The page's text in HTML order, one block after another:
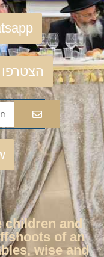
children and
of an
wise and